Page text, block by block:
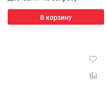
В корзину